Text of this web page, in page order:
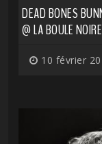
DEAD BONES
@ LA BOULE
10 février